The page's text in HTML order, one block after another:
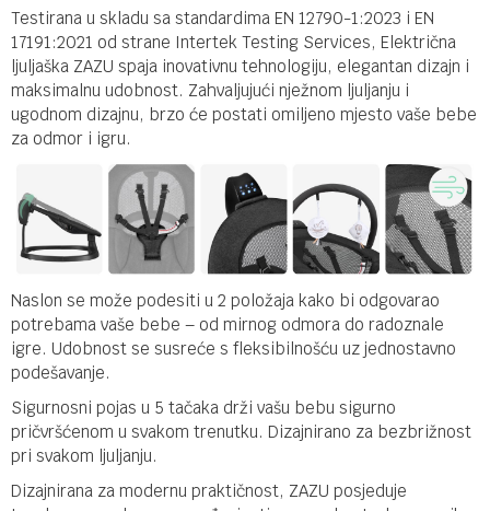
Testirana u skladu sa standardima EN 12790-1:2023 i EN
17191:2021 od strane Intertek Testing Services, Električna
ljuljaška ZAZU spaja inovativnu tehnologiju, elegantan dizajn i
maksimalnu udobnost. Zahvaljujući nježnom ljuljanju i
ugodnom dizajnu, brzo će postati omiljeno mjesto vaše bebe
za odmor i igru.
Naslon se može podesiti u 2 položaja kako bi odgovarao
potrebama vaše bebe – od mirnog odmora do radoznale
igre. Udobnost se susreće s fleksibilnošću uz jednostavno
podešavanje.
Sigurnosni pojas u 5 tačaka drži vašu bebu sigurno
pričvršćenom u svakom trenutku. Dizajnirano za bezbrižnost
pri svakom ljuljanju.
Dizajnirana za modernu praktičnost, ZAZU posjeduje